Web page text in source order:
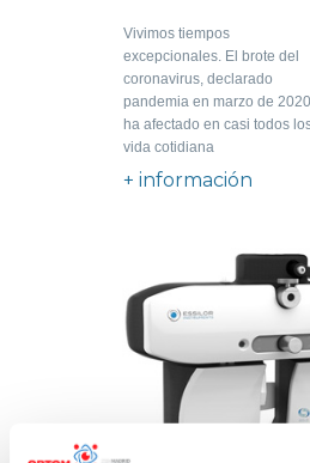
Vivimos tiempos
excepcionales. El brote del
coronavirus, declarado
pandemia en marzo de
ha afectado en casi todos
vida cotidiana
+ información